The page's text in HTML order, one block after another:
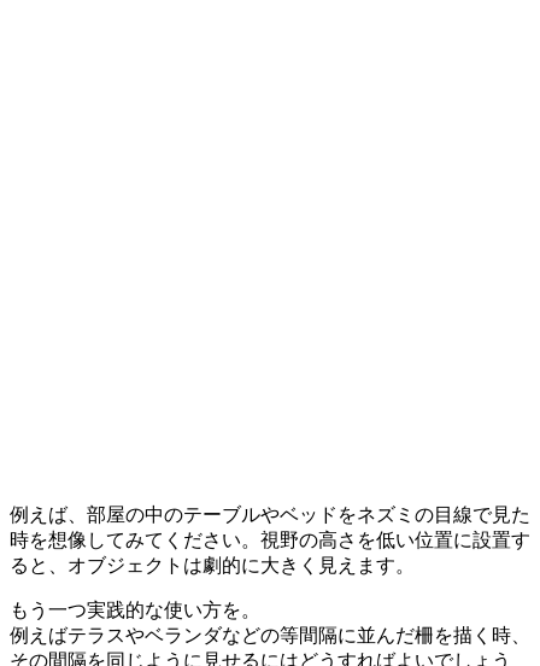
例えば、部屋の中のテーブルやベッドをネズミの目線で見た
時を想像してみてください。視野の高さを低い位置に設置す
ると、オブジェクトは劇的に大きく見えます。
もう一つ実践的な使い方を。
例えばテラスやベランダなどの等間隔に並んだ柵を描く時、
その間隔を同じように見せるにはどうすればよいでしょう